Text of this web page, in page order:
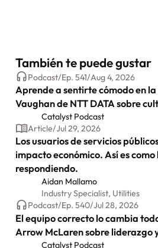
También te puede gustar
Podcast/Ep. 541/Aug 4, 2026
Aprende a sentirte cómodo en
Vaughan de NTT DATA sobre
Catalyst Podcast
Article/Jul 29, 2026
Los usuarios de servicios
impacto económico. Así es
respondiendo.
Aidan Mallamo
Industry Specialist, Utilities
Podcast/Ep. 540/Jul 28, 2026
El equipo correcto lo cambia
Arrow McLaren sobre liderazgo
Catalyst Podcast